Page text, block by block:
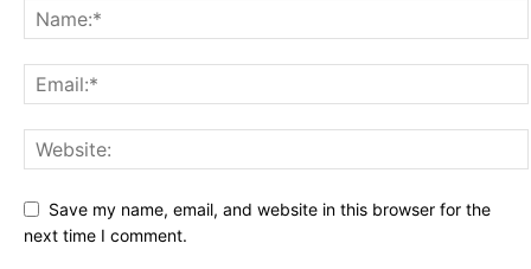
Save my name, email, and website in this browser for the
next time I comment.